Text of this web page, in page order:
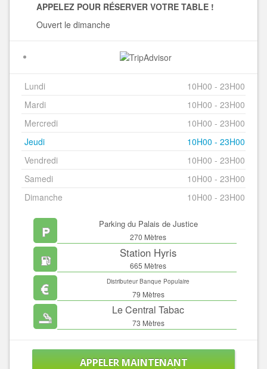
APPELEZ POUR RÉSERVER VOTRE TABLE !
Ouvert le dimanche
Lundi
10H00 - 23H00
Mardi
10H00 - 23H00
Mercredi
10H00 - 23H00
Jeudi
10H00 - 23H00
Vendredi
10H00 - 23H00
Samedi
10H00 - 23H00
Dimanche
10H00 - 23H00
Parking du Palais de Justice
270 Mètres
Station Hyris
665 Mètres
Distributeur Banque Populaire
79 Mètres
Le Central Tabac
73 Mètres
APPELER MAINTENANT